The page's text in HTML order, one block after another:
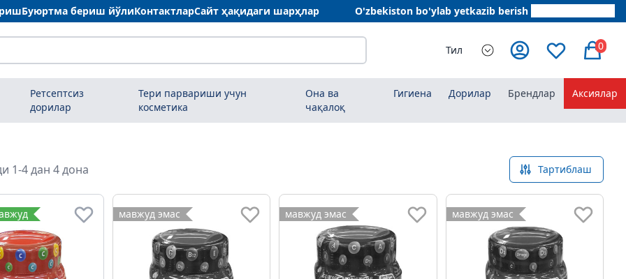
Буюртма бериш йўлиКонтактларСайт ҳақидаги шарҳлар O'zbekiston bo'ylab yetkazib berish
Тил 0
Ретсептсиз
дорилар
Тери парвариши учун
косметика
Она ва
чақалоқ
Гигиена Дорилар Брендлар Аксиялар
1-4 дан 4 дона Тартиблаш
мавжуд эмас мавжуд эмас мавжуд эмас